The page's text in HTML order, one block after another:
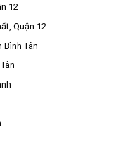
12
Quận 12
Bình Tân